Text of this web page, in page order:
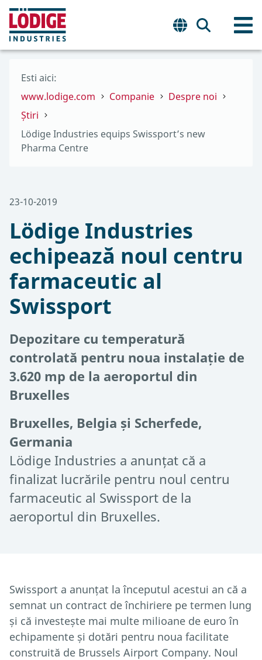
Esti aici:
www.lodige.com
Companie
Despre noi
Știri
Lödige Industries equips Swissport’s new
Pharma Centre
23-10-2019
Lödige Industries
echipează noul centru
farmaceutic al
Swissport
Depozitare cu temperatură
controlată pentru noua instalație de
3.620 mp de la aeroportul din
Bruxelles
Bruxelles, Belgia și Scherfede,
Germania
Lödige Industries a anunțat că a
finalizat lucrările pentru noul centru
farmaceutic al Swissport de la
aeroportul din Bruxelles.
Swissport a anunțat la începutul acestui an că a
semnat un contract de închiriere pe termen lung
și că investește mai multe milioane de euro în
echipamente și dotări pentru noua facilitate
construită de Brussels Airport Company. Noul